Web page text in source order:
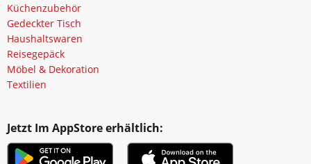
Küchenzubehör
Gedeckter Tisch
Haushaltswaren
Reisegepäck
Möbel & Dekoration
Textilien
Jetzt Im AppStore erhältlich: